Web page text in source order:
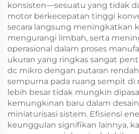
konsisten—sesuatu yang tidak
motor berkecepatan tinggi
secara langsung meningkatkan
mengurangi limbah, serta
operasional dalam proses
ukuran yang ringkas sangat
dc mikro dengan putaran
sempurna pada ruang sempit di
lebih besar tidak mungkin
kemungkinan baru dalam
miniaturisasi sistem. Efisiensi
keunggulan signifikan lainnya,